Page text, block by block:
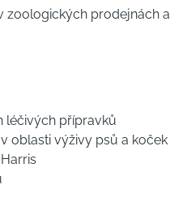
zoologických prodejnách a
léčivých přípravků
oblasti výživy psů a koček